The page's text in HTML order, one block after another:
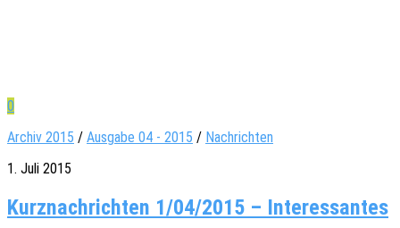
0
Archiv 2015 / Ausgabe 04 - 2015 / Nachrichten
1. Juli 2015
Kurznachrichten 1/04/2015 – Interessantes